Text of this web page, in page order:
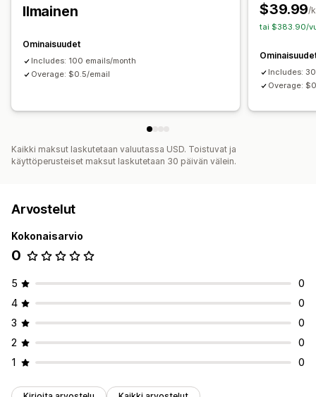
Ilmainen
Ominaisuudet
Includes: 100 emails/month
Overage: $0.5/email
$39.99/
tai $383.90/
Includes:
Overage:
Kaikki maksut laskutetaan valuutassa USD. Toistuvat ja
käyttöperusteiset maksut laskutetaan 30 päivän välein.
Arvostelut
Kokonaisarvio
0
5
0
4
0
3
0
2
0
1
0